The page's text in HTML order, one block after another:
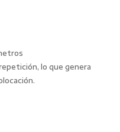
lo que genera